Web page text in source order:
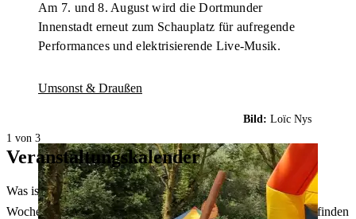
Am 7. und 8. August wird die Dortmunder
Innenstadt erneut zum Schauplatz für aufregende
Performances und elektrisierende Live-Musik.
Umsonst & Draußen
Bild: Loïc Nys
1 von 3
Veranstaltungskalender
Was ist heute in Dortmund los? Welche Konzerte gibt es am
Wochenende? Im größten Veranstaltungskalender Dortmunds finden